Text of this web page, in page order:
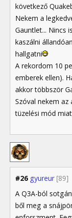
következő
Nekem a
Gauntlet... Nincs
kaszálni
hallgatni
A rekordom 10
emberek ellen).
akkor többször
Szóval nekem az
tüzelési mód
#26 gyureur [89]
A Q3A-ból
ből meg a